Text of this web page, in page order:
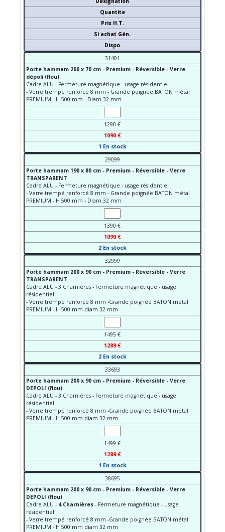
Quantite
Prix H.T.
Si achat Gén.
Dispo
31401
Porte hammam 200 x 70 cm - Premium - Réversible - Verre
dépoli (flou)
Cadre ALU - Fermeture magnétique - usage résidentiel
- Verre trempé renforcé 8 mm - Grande poignée BATON métal
PREMIUM - H 500 mm - Diam 32 mm
1290 €
1090 €
1 En stock
29099
Porte hammam 190 x 80 cm - Premium - Réversible - Verre
TRANSPARENT
Cadre ALU - Fermeture magnétique - usage résidentiel
- Verre trempé renforcé 8 mm - Grande poignée BATON métal
PREMIUM - H 500 mm - Diam 32 mm
1390 €
1090 €
2 En stock
32999
Porte hammam 200 x 90 cm - Premium - Réversible - Verre
TRANSPARENT
Cadre ALU - 3 Charnières - Fermeture magnétique - usage
résidentiel
- Verre trempé renforcé 8 mm -Grande poignée BATON métal
PREMIUM - H 500 mm diam 32 mm
1495 €
1289 €
2 En stock
33693
Porte hammam 200 x 90 cm - Premium - Réversible - Verre
DEPOLI (flou)
Cadre ALU - 3 Charnières - Fermeture magnétique - usage
résidentiel
- Verre trempé renforcé 8 mm -Grande poignée BATON métal
PREMIUM - H 500 mm diam 32 mm
1499 €
1289 €
1 En stock
38695
Porte hammam 200 x 90 cm - Premium - Réversible - Verre
DEPOLI (flou)
Cadre ALU - 4 Charnières- Fermeture magnétique - usage
résidentiel
- Verre trempé renforcé 8 mm -Grande poignée BATON métal
PREMIUM - H 500 mm diam 32 mm